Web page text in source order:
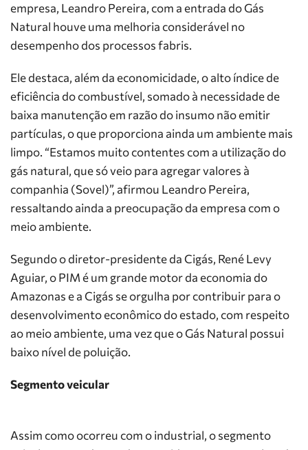
empresa, Leandro Pereira, com a entrada do Gás
Natural houve uma melhoria considerável no
desempenho dos processos fabris.
Ele destaca, além da economicidade, o alto índice de
eficiência do combustível, somado à necessidade de
baixa manutenção em razão do insumo não emitir
partículas, o que proporciona ainda um ambiente mais
limpo. “Estamos muito contentes com a utilização do
gás natural, que só veio para agregar valores à
companhia (Sovel)”, afirmou Leandro Pereira,
ressaltando ainda a preocupação da empresa com o
meio ambiente.
Segundo o diretor-presidente da Cigás, René Levy
Aguiar, o PIM é um grande motor da economia do
Amazonas e a Cigás se orgulha por contribuir para o
desenvolvimento econômico do estado, com respeito
ao meio ambiente, uma vez que o Gás Natural possui
baixo nível de poluição.
Segmento veicular
Assim como ocorreu com o industrial, o segmento